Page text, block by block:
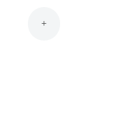
+